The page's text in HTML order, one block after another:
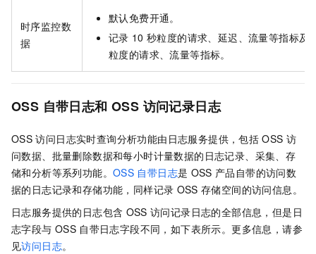
时序监控数
据
默认免费开通。
记录 10 秒粒度的请求、延迟、流量等指标及
粒度的请求、流量等指标。
OSS 自带日志和 OSS 访问记录日志
OSS 访问日志实时查询分析功能由日志服务提供，包括 OSS 访
问数据、批量删除数据和每小时计量数据的日志记录、采集、存
储和分析等系列功能。 OSS 自带日志是 OSS 产品自带的访问数
据的日志记录和存储功能，同样记录 OSS 存储空间的访问信息。
日志服务提供的日志包含 OSS 访问记录日志的全部信息，但是日
志字段与 OSS 自带日志字段不同，如下表所示。更多信息，请参
见访问日志。